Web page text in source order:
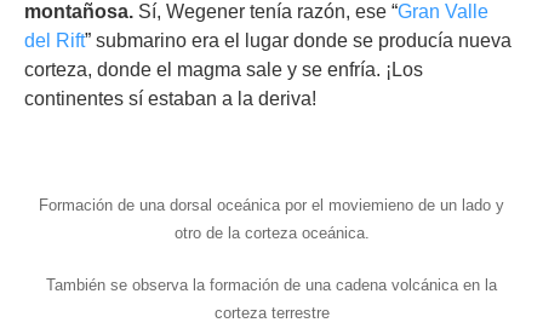
montañosa. Sí, Wegener tenía razón, ese “Gran Valle
del Rift” submarino era el lugar donde se producía nueva
corteza, donde el magma sale y se enfría. ¡Los
continentes sí estaban a la deriva!
Formación de una dorsal oceánica por el moviemieno de un lado y
otro de la corteza oceánica.
También se observa la formación de una cadena volcánica en la
corteza terrestre